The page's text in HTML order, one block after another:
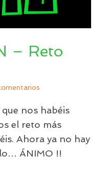
– Reto
nos habéis
el reto más
Ahora ya no hay
ÁNIMO !!